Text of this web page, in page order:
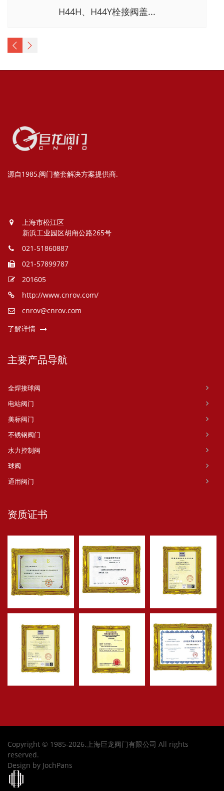
H44H、H44Y栓接阀盖...
源自1985,阀门整套解决方案提供商.
上海市松江区
新浜工业园区胡甪公路265号
021-51860887
021-57899787
201605
http://www.cnrov.com/
cnrov@cnrov.com
了解详情
主要产品导航
全焊接球阀
电站阀门
美标阀门
不锈钢阀门
水力控制阀
球阀
通用阀门
资质证书
Copyright © 1985-2026.上海巨龙阀门有限公司 All rights
reserved.
Design by JochPans